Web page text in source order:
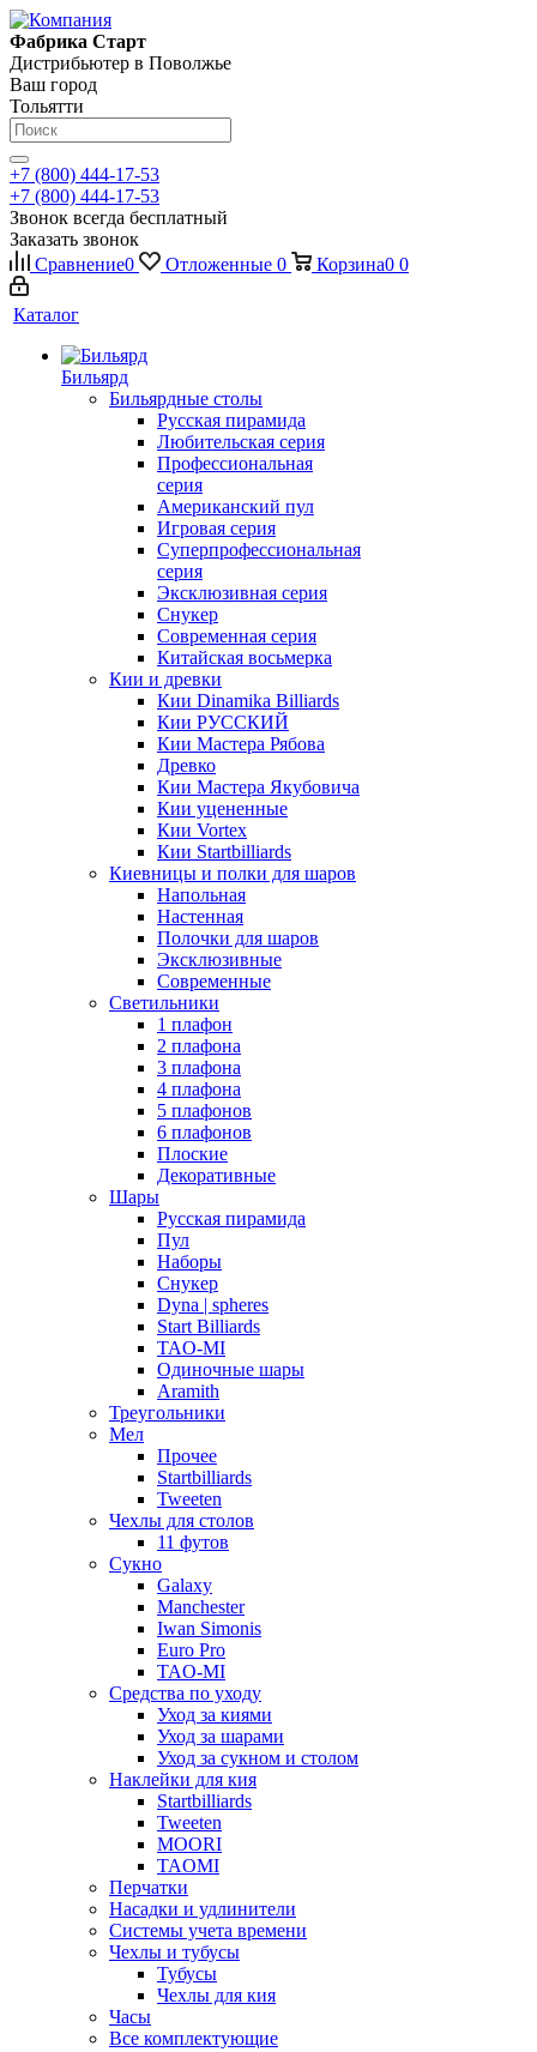
Фабрика Старт
Дистрибьютер в Поволжье
Ваш город
Тольятти
+7 (800) 444-17-53
+7 (800) 444-17-53
Звонок всегда бесплатный
Заказать звонок
Сравнение0 Отложенные 0 Корзина0 0
Каталог
Бильярд
Бильярдные столы
Русская пирамида
Любительская серия
Профессиональная
серия
Американский пул
Игровая серия
Суперпрофессиональная
серия
Эксклюзивная серия
Снукер
Современная серия
Китайская восьмерка
Кии и древки
Кии Dinamika Billiards
Кии РУССКИЙ
Кии Мастера Рябова
Древко
Кии Мастера Якубовича
Кии уцененные
Кии Vortex
Кии Startbilliards
Киевницы и полки для шаров
Напольная
Настенная
Полочки для шаров
Эксклюзивные
Современные
Светильники
1 плафон
2 плафона
3 плафона
4 плафона
5 плафонов
6 плафонов
Плоские
Декоративные
Шары
Русская пирамида
Пул
Наборы
Снукер
Dyna | spheres
Start Billiards
TAO-MI
Одиночные шары
Aramith
Треугольники
Мел
Прочее
Startbilliards
Tweeten
Чехлы для столов
11 футов
Сукно
Galaxy
Manchester
Iwan Simonis
Euro Pro
TAO-MI
Средства по уходу
Уход за киями
Уход за шарами
Уход за сукном и столом
Наклейки для кия
Startbilliards
Tweeten
MOORI
TAOMI
Перчатки
Насадки и удлинители
Системы учета времени
Чехлы и тубусы
Тубусы
Чехлы для кия
Часы
Все комплектующие